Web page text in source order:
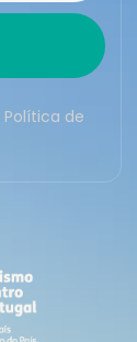
Política de